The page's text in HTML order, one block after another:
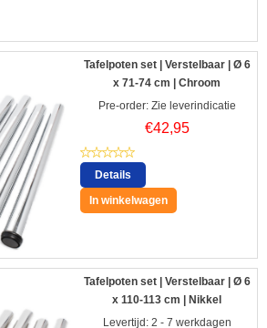
Tafelpoten set | Verstelbaar | Ø 6
x 71-74 cm | Chroom
Pre-order: Zie leverindicatie
€42,95
Details
In winkelwagen
Tafelpoten set | Verstelbaar | Ø 6
x 110-113 cm | Nikkel
Levertijd: 2 - 7 werkdagen